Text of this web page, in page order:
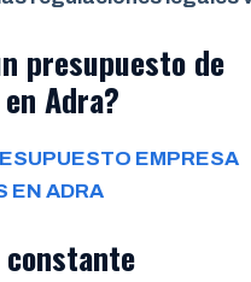
presupuesto de
Adra?
EMPRESA
EN ADRA